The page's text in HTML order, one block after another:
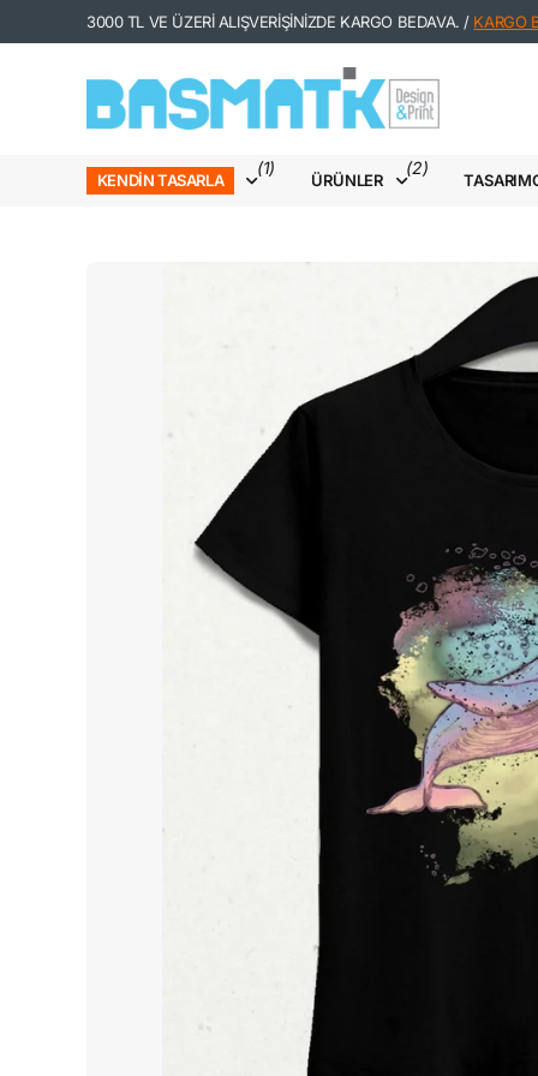
3000 TL VE ÜZERİ ALIŞVERİŞİNİZDE KARGO BEDAVA. / KARGO
KENDIN TASARLA
(1)
ÜRÜNLER
(2)